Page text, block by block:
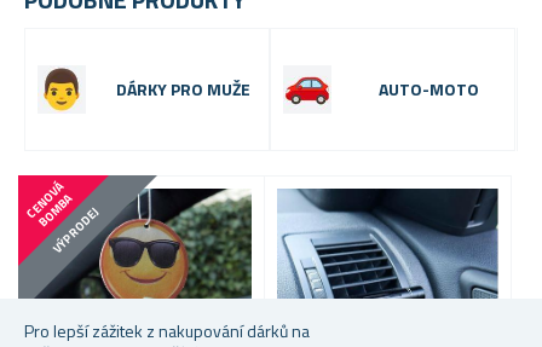
Pro lepší zážitek z nakupování dárků na
DÁRKY PRO MUŽE AUTO-MOTO
C
E
N
O
V
Á
B
O
M
B
A
VÝPRODEJ